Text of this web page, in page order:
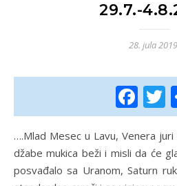
29.7.-
28. jula
….Mlad Mesec u Lavu, Venera juri za Marsom (i stići će ga,
džabe mukica beži i misli da će
posvađalo sa Uranom, Saturn